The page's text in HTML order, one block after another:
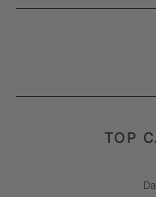
TOP